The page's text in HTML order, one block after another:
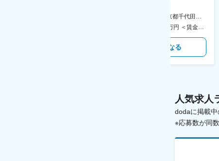
本社 住所：東京都千代田区神田錦町2-2-1 KANDASQUARE 受動喫煙対策：屋内全面禁煙 変更の範囲：会社の定める事業所
350万円～500万円 ＜賃金形態＞ 月給制 ＜賃金内訳＞ 月額（基本給）：215,000円～307,000円 固定残業手当/月：76,700円～110,000円（固定残業時間45時間0分/月） 超過した時間外労働の残業手当は追加支給 ＜月給＞ 291,700円～417,000円（一律手当を含む） ＜昇給有無＞ 有 ＜残業手当＞ 有 ＜給与補足＞ ※経験・能力を考慮の上、年齢に関わりなく当社規定により優遇します。 賃金はあくまでも目安の金額であり、選考を通じて上下する可能性があります。 月給(月額)は固定手当を含めた表記です。
気になる
人気求人
dodaに掲載中
※応募数が同